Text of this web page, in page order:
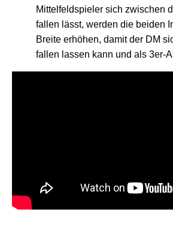
Mittelfeldspieler sich zwischen
fallen lässt, werden die beiden
Breite erhöhen, damit der DM
fallen lassen kann und als 3er-